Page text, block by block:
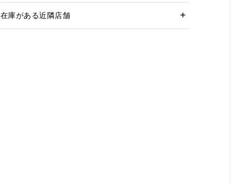
在庫がある近隣店舗